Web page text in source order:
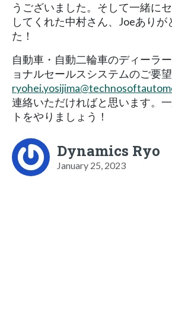
うございました。そして一緒に
してくれた中村さん、Joeありが
た！
自動車・自動二輪車のディーラ
ョナルセールスシステムのご要望
連絡いただければと思います。
トをやりましょう！
Dynamics Ryo
January 25, 2023